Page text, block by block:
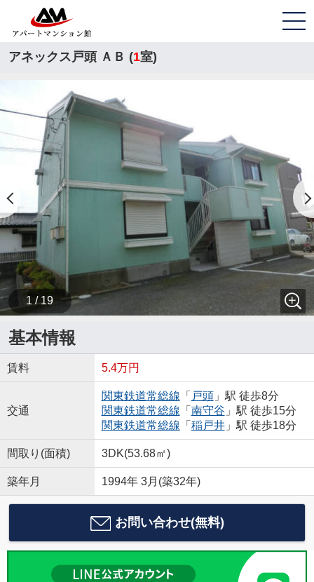
アネックス戸頭 ＡＢ (1室)
1 / 19
基本情報
賃料 5.4万円
交通
関東鉄道常総線 「 戸頭」駅 徒歩8分
関東鉄道常総線 「 南守谷 」駅 徒歩15分
関東鉄道常総線 「 稲戸井」駅 徒歩18分
間取り(面積) 3DK(53.68㎡)
築年月 1994年 3月(築32年)
お問い合わせ(無料)